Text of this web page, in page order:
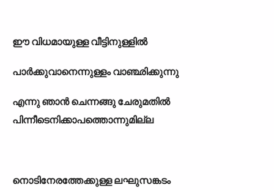
ഈ വിധമായുള്ള വീട്ടിനുള്ളിൽ
പാർക്കുവാനെന്നുള്ളം വാഞ്ഛിക്കുന്നു
എന്നു ഞാൻ ചെന്നങ്ങു ചേരുമതിൽ
പിന്നീടെനിക്കാപത്തൊന്നുമില്ല
നൊടിനേരത്തേക്കുള്ള ലഘുസങ്കടം